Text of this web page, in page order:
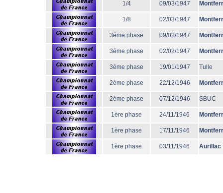
1/4 09/03/1947
1/8 02/03/1947
3éme phase 09/02/1947
3éme phase 02/02/1947
3éme phase 19/01/1947 Tulle
2éme phase 22/12/1946
2éme phase 07/12/1946 SBUC
1ère phase 24/11/1946
1ère phase 17/11/1946
1ère phase 03/11/1946 Aurillac